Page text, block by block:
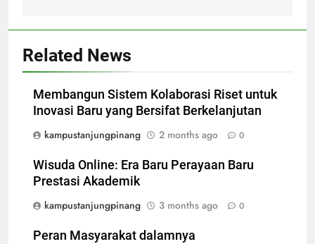
Related News
Membangun Sistem Kolaborasi Riset untuk
Inovasi Baru yang Bersifat Berkelanjutan
kampustanjungpinang
2 months ago 0
Wisuda Online: Era Baru Perayaan Baru
Prestasi Akademik
kampustanjungpinang
3 months ago 0
Peran Masyarakat dalamnya